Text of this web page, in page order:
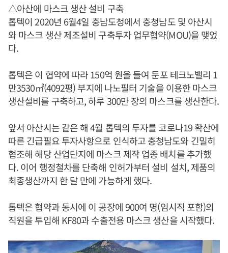
△아산에 마스크 생산 설비 구축
톱텍이 2020년 6월4일 충남도청에서 충청남도 및 아산시
와 마스크 생산 제조설비 구축투자 업무협약(MOU)을 맺었
다.
톱텍은 이 협약에 따라 150억 원을 들여 둔포 테크노밸리 1
만3530㎡(4092평) 부지에 나노필터 기술을 이용한 마스크
생산설비를 구축하고, 하루 300만 장의 마스크를 생산한다.
앞서 아산시는 같은 해 4월 톱텍의 투자를 코로나19 확산에
따른 긴급필요 투자사항으로 인식하고 충청남도와 긴밀히
협조해 해당 산업단지에 마스크 제작 업종 배치를 추가했
다. 이어 행정철차를 단축해 인허가부터 설비 설치, 제품의
최종생산까지 한 달 만에 가능하게 했다.
톱텍은 협약과 동시에 이 공장에 900여 명(임시직 포함)의
직원을 투입해 KF80과 수출전용 마스크 생산을 시작했다.